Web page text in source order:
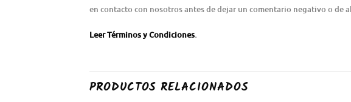
en contacto con nosotros antes de dejar un comentario negativo o de
Leer Términos y Condiciones.
PRODUCTOS RELACIONADOS